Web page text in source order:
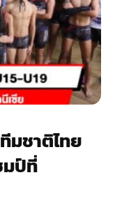
มชาติไทย
มป์ที่